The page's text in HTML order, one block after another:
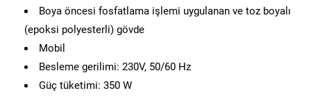
Boya öncesi fosfatlama işlemi uygulanan ve toz boyalı
(epoksi polyesterli) gövde
Mobil
Besleme gerilimi: 230V, 50/60 Hz
Güç tüketimi: 350 W